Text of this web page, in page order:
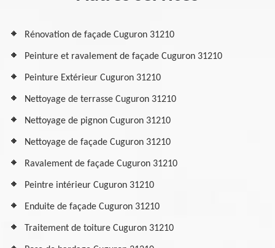
Rénovation de façade Cuguron 31210
Peinture et ravalement de façade Cuguron 31210
Peinture Extérieur Cuguron 31210
Nettoyage de terrasse Cuguron 31210
Nettoyage de pignon Cuguron 31210
Nettoyage de façade Cuguron 31210
Ravalement de façade Cuguron 31210
Peintre intérieur Cuguron 31210
Enduite de façade Cuguron 31210
Traitement de toiture Cuguron 31210